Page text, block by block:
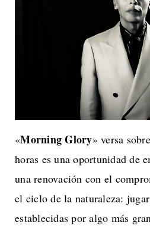
«Morning Glory» versa
horas es una oportunidad de
una renovación con el
el ciclo de la naturaleza:
establecidas por algo más